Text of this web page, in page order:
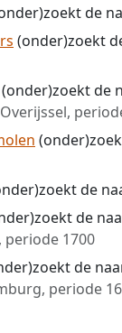
de
(onder)zoekt
(onder)zoekt de
de
de
periode 1700
de
periode